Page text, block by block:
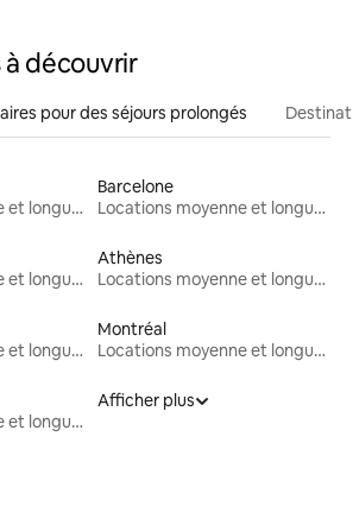
découvrir
pour des séjours prolongés
Locations moyenne et longue durée
Barcelone
Locations moyenne et longue durée
Locations moyenne et longue durée
Athènes
Locations moyenne et longue durée
Locations moyenne et longue durée
Montréal
Locations moyenne et longue durée
Locations moyenne et longue durée
Afficher plus